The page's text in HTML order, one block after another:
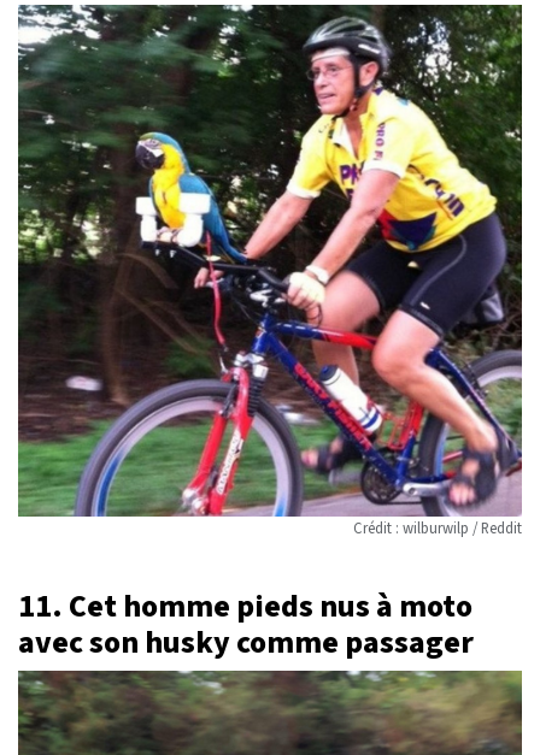
Crédit : wilburwilp / Reddit
11. Cet homme pieds nus à moto
avec son husky comme passager